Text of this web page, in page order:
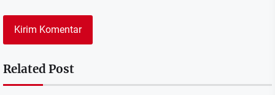
Related Post